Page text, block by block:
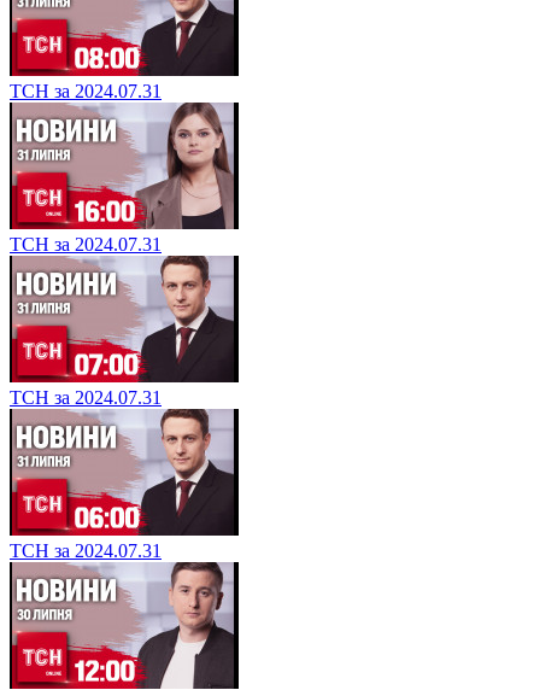
ТСН за 2024.07.31
ТСН за 2024.07.31
ТСН за 2024.07.31
ТСН за 2024.07.31